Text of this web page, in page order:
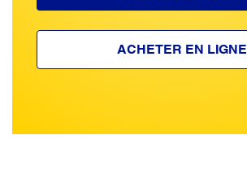
ACHETER EN LIGNE